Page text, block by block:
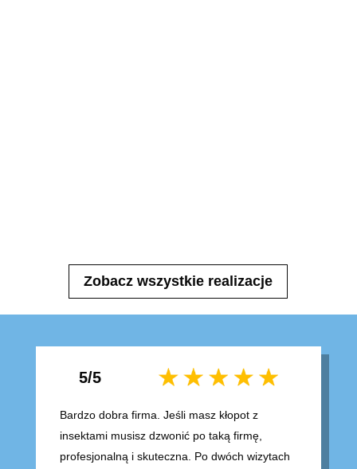
Zobacz wszystkie realizacje
5/5
Bardzo dobra firma. Jeśli masz kłopot z
insektami musisz dzwonić po taką firmę,
profesjonalną i skuteczna. Po dwóch wizytach